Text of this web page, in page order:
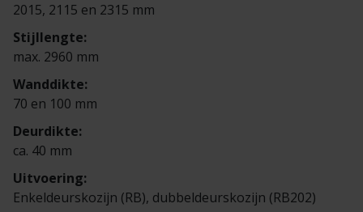
Veelgestelde vragen
Brochures
Technische documentatie
Veelgestelde vragen
2015, 2115 en 2315 mm
Stijllengte:
max. 2960 mm
Wanddikte:
70 en 100 mm
Deurdikte:
ca. 40 mm
Uitvoering:
Enkeldeurskozijn (RB), dubbeldeurskozijn (RB202)